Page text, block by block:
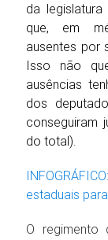
da
que, em
ausentes por
Isso não
ausências
dos
conseguiram
do total).
estaduais
O regimento